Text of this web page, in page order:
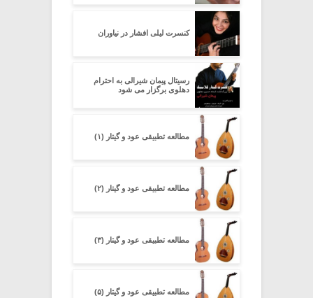
کنسرت لیلی افشار در نیاوران
رسیتال پیمان شیرالی به احترام
دهلوی برگزار می شود
مطالعه تطبیقی عود و گیتار (۱)
مطالعه تطبیقی عود و گیتار (۲)
مطالعه تطبیقی عود و گیتار (۳)
مطالعه تطبیقی عود و گیتار (۵)